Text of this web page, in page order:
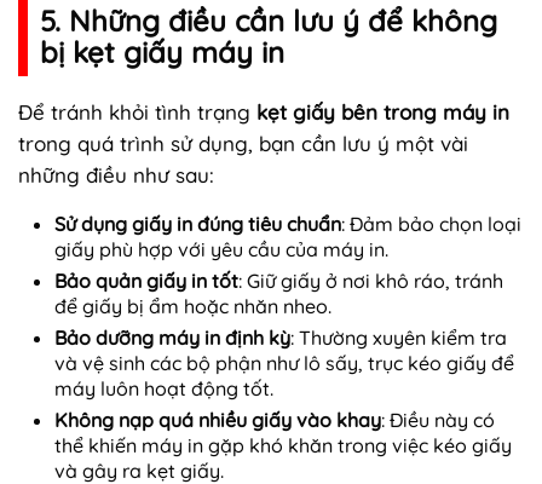
5. Những điều cần lưu ý để không
bị kẹt giấy máy in
Để tránh khỏi tình trạng kẹt giấy bên trong máy in
trong quá trình sử dụng, bạn cần lưu ý một vài
những điều như sau:
Sử dụng giấy in đúng tiêu chuẩn: Đảm bảo chọn loại
giấy phù hợp với yêu cầu của máy in.
Bảo quản giấy in tốt: Giữ giấy ở nơi khô ráo, tránh
để giấy bị ẩm hoặc nhăn nheo.
Bảo dưỡng máy in định kỳ: Thường xuyên kiểm tra
và vệ sinh các bộ phận như lô sấy, trục kéo giấy để
máy luôn hoạt động tốt.
Không nạp quá nhiều giấy vào khay: Điều này có
thể khiến máy in gặp khó khăn trong việc kéo giấy
và gây ra kẹt giấy.